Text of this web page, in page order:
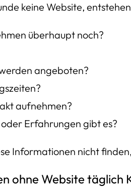
keine Website,
überhaupt noch?
angeboten?
aufnehmen?
Erfahrungen gibt es?
Informationen nicht
ohne Website täglich